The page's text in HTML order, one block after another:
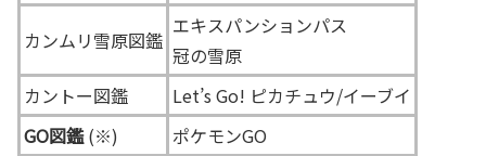
カンムリ雪原図鑑
エキスパンションパス
冠の雪原
カントー図鑑
Let’s Go! ピカチュウ/イーブイ
GO図鑑(※) ポケモンGO